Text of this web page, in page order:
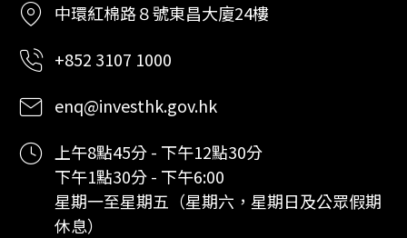
中環紅棉路８號東昌大廈24樓
+852 3107 1000
enq@investhk.gov.hk
上午8點45分 - 下午12點30分
下午1點30分 - 下午6:00
星期一至星期五（星期六，星期日及公眾假期
休息）